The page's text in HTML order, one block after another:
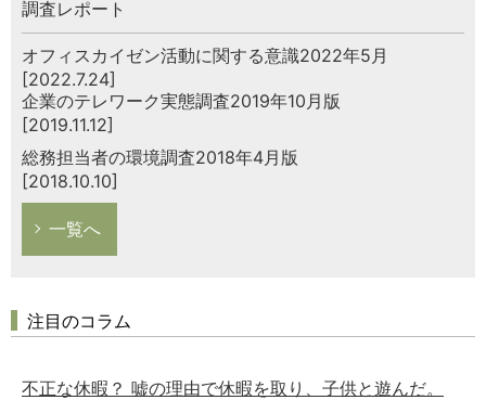
調査レポート
オフィスカイゼン活動に関する意識2022年5月
[2022.7.24]
企業のテレワーク実態調査2019年10月版
[2019.11.12]
総務担当者の環境調査2018年4月版
[2018.10.10]
一覧へ
注目のコラム
不正な休暇？ 嘘の理由で休暇を取り、子供と遊んだ。